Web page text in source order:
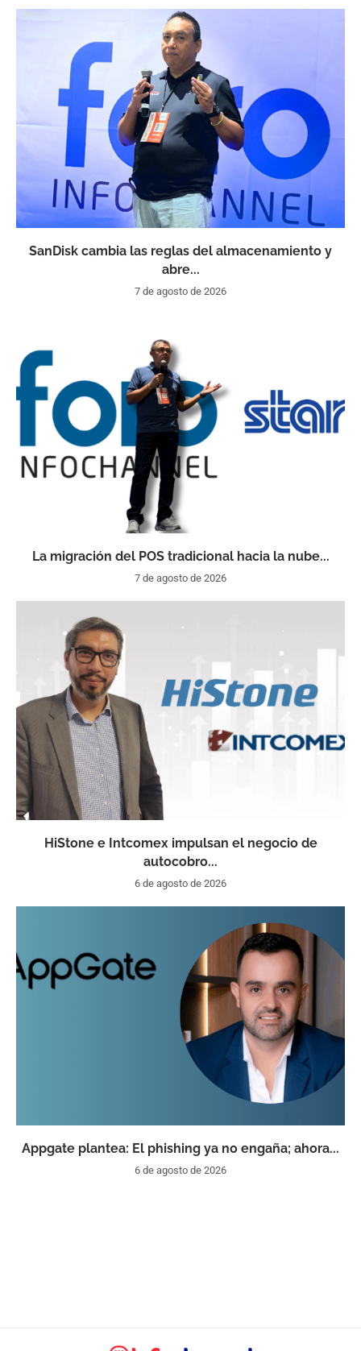
SanDisk cambia las reglas del almacenamiento y
abre...
7 de agosto de 2026
La migración del POS tradicional hacia la nube...
7 de agosto de 2026
HiStone e Intcomex impulsan el negocio de
autocobro...
6 de agosto de 2026
Appgate plantea: El phishing ya no engaña; ahora...
6 de agosto de 2026